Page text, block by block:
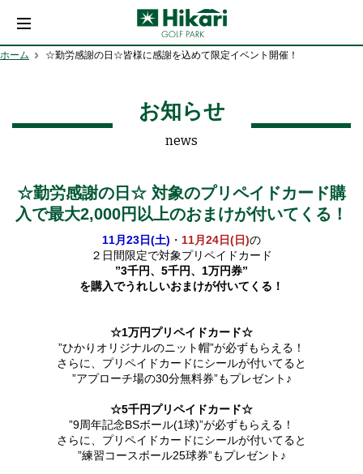
ホーム ☆勤労感謝の日☆皆様に感謝を込めて限定イベント開催！
お知らせ
news
☆勤労感謝の日☆ 対象のプリペイドカード購
入で最大2,000円以上のおまけが付いてくる！
11月23日(土) ・ 11月24日(日)の
２日間限定で対象プリペイドカード
”3千円、5千円、1万円券”
を購入でうれしいおまけが付いてくる！
☆1万円プリペイドカード☆
”ひかりオリジナルのニット帽”が必ずもらえる！
さらに、プリペイドカードにシールが付いてると
”アプローチ場の30分無料券”もプレゼント♪
☆5千円プリペイドカード☆
”9周年記念BSボール(1球)”が必ずもらえる！
さらに、プリペイドカードにシールが付いてると
”練習コースボール25球券”もプレゼント♪